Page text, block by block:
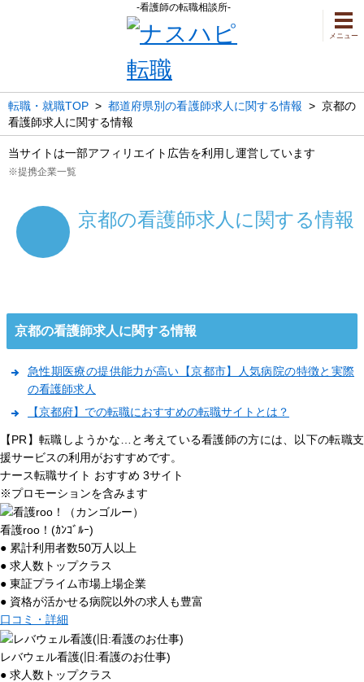
-看護師の転職相談所-
メニュー
転職・就職TOP >都道府県別の看護師求人に関する情報 > 京都の
看護師求人に関する情報
当サイトは一部アフィリエイト広告を利用し運営しています
※提携企業一覧
京都の看護師求人に関する情報
京都の看護師求人に関する情報
急性期医療の提供能力が高い【京都市】人気病院の特徴と実際
の看護師求人
【京都府】での転職におすすめの転職サイトとは？
【PR】転職しようかな…と考えている看護師の方には、以下の転職支
援サービスの利用がおすすめです。
ナース転職サイト おすすめ 3サイト
※プロモーションを含みます
看護roo！(ｶﾝｺﾞﾙｰ)
● 累計利用者数50万人以上
● 求人数トップクラス
● 東証プライム市場上場企業
● 資格が活かせる病院以外の求人も豊富
口コミ・詳細
レバウェル看護(旧:看護のお仕事)
● 求人数トップクラス